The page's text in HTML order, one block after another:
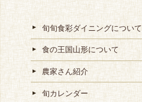
旬旬食彩ダイニングについて
食の王国山形について
農家さん紹介
旬カレンダー